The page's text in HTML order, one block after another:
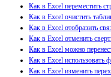
Как в Excel переместить
Как в Excel очистить
Как в Excel отобразить
Как в Excel отменить
Как в Excel можно
Как в Excel использовать
Как в Excel изменить